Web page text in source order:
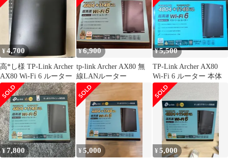
ァイ Archer AX80 家電
※通電確認済み 箱付き
¥4,700
高*し様 TP-Link Archer
AX80 Wi-Fi 6 ルーター
¥6,900
tp-link Archer AX80 無
線LANルーター
¥5,500
TP-Link Archer AX80
Wi-Fi 6 ルーター 本体
¥7,800 ¥5,000 ¥5,000